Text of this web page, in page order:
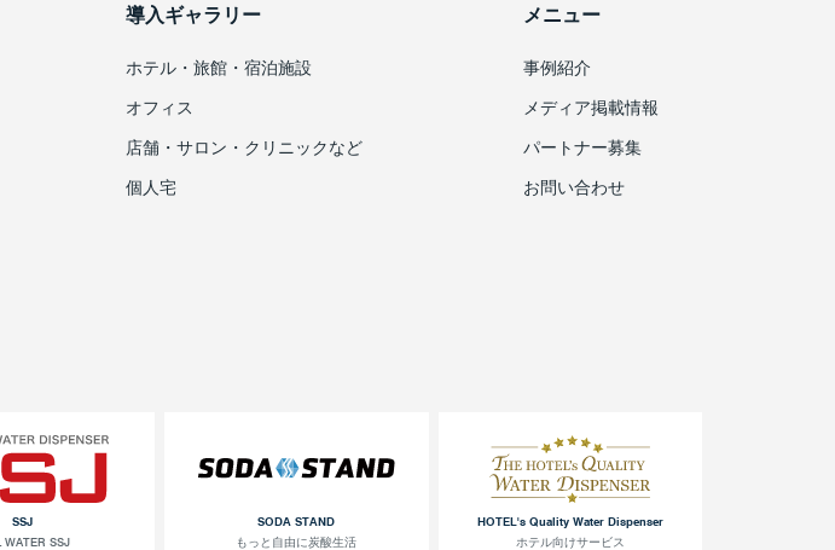
導入ギャラリー
ホテル・旅館・宿泊施設
オフィス
店舗・サロン・クリニックなど
個人宅
メニュー
事例紹介
メディア掲載情報
パートナー募集
お問い合わせ
SSJ
WATER SSJ
SODA STAND
もっと自由に炭酸生活
HOTEL's Quality Water Dispenser
ホテル向けサービス